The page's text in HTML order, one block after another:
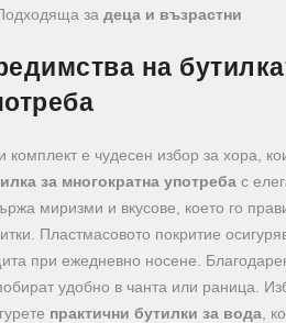
за деца и възрастни
на
комплект е чудесен избор за хора,
за многократна употреба с
миризми и вкусове, което го
Пластмасовото покритие
при ежедневно носене.
удобно в чанта или раница.
практични бутилки за вода ,